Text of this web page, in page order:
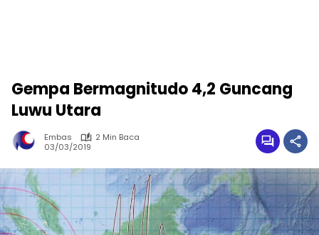
Gempa Bermagnitudo 4,2 Guncang
Luwu Utara
Embas
2 Min Baca
03/03/2019